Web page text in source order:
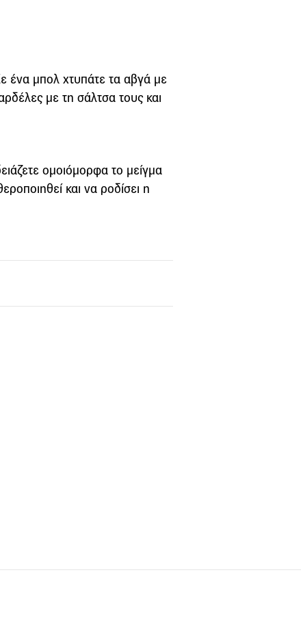
ένα μπολ χτυπάτε τα αβγά με
με τη σάλτσα τους και
ομοιόμορφα το μείγμα
και να ροδίσει η